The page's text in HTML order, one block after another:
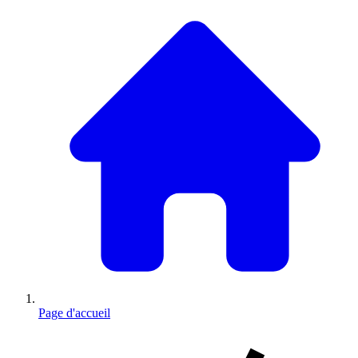
Page d'accueil